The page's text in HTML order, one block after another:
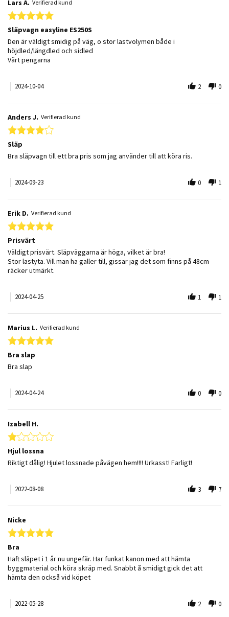
Lars A. Verifierad kund
5.0 star rating
Släpvagn easyline ES250S
Review by Lars A. on 4 Oct 2024
review stating Släpvagn easyline ES250S
Den är väldigt smidig på väg, o stor lastvolymen både i
höjdled/längdled och sidled
Värt pengarna
2024-10-04 2 0
Anders J. Verifierad kund
4.0 star rating
Släp
Review by Anders J. on 23 Sep 2024
review stating Släp
Bra släpvagn till ett bra pris som jag använder till att köra ris.
2024-09-23 0 1
Erik D. Verifierad kund
5.0 star rating
Prisvärt
Review by Erik D. on 25 Apr 2024
review stating Prisvärt
Väldigt prisvärt. Släpväggarna är höga, vilket är bra!
Stor lastyta. Vill man ha galler till, gissar jag det som finns på 48cm
räcker utmärkt.
2024-04-25 1 1
Marius L. Verifierad kund
5.0 star rating
Bra slap
Review by Marius L. on 24 Apr 2024
review stating Bra slap
Bra slap
2024-04-24 0 0
Izabell H.
1.0 star rating
Hjul lossna
Review by Izabell H. on 8 Aug 2022
review stating Hjul lossna
Riktigt dålig! Hjulet lossnade påvägen hem!!!! Urkasst! Farligt!
2022-08-08 3 7
Nicke
5.0 star rating
Bra
Review by Nicke on 28 May 2022
review stating Bra
Haft släpet i 1 år nu ungefär. Har funkat kanon med att hämta
byggmaterial och köra skräp med. Snabbt å smidigt gick det att
hämta den också vid köpet
2022-05-28 2 0